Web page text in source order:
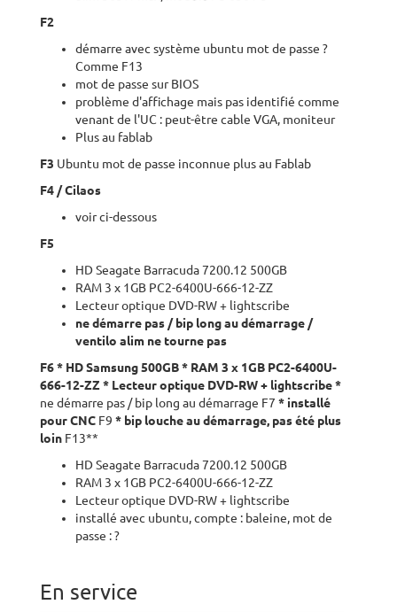
F2
démarre avec système ubuntu mot de passe ?
Comme F13
mot de passe sur BIOS
problème d'affichage mais pas identifié comme
venant de l'UC : peut-être cable VGA, moniteur
Plus au fablab
F3 Ubuntu mot de passe inconnue plus au Fablab
F4 / Cilaos
voir ci-dessous
F5
HD Seagate Barracuda 7200.12 500GB
RAM 3 x 1GB PC2-6400U-666-12-ZZ
Lecteur optique DVD-RW + lightscribe
ne démarre pas / bip long au démarrage /
ventilo alim ne tourne pas
F6 * HD Samsung 500GB * RAM 3 x 1GB PC2-6400U-
666-12-ZZ * Lecteur optique DVD-RW + lightscribe *
ne démarre pas / bip long au démarrage F7 * installé
pour CNC F9 * bip louche au démarrage, pas été plus
loin F13**
HD Seagate Barracuda 7200.12 500GB
RAM 3 x 1GB PC2-6400U-666-12-ZZ
Lecteur optique DVD-RW + lightscribe
installé avec ubuntu, compte : baleine, mot de
passe : ?
En service